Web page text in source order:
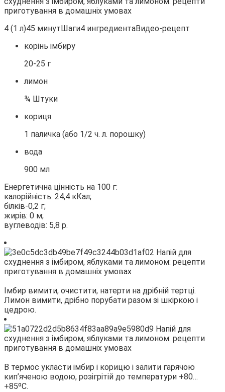
4 (1 л)45 минутШаги4 ингредиентаВидео-рецепт
корінь імбиру
20-25 г
лимон
¾ Штуки
кориця
1 паличка (або 1/2 ч. л. порошку)
вода
900 мл
Енергетична цінність на 100 г:
калорійність: 24,4 кКал;
білків-0,2 г;
жирів: 0 м;
вуглеводів: 5,8 р.
Імбир вимити, очистити, натерти на дрібній тертці.
Лимон вимити, дрібно порубати разом зі шкіркою і
цедрою.
В термос укласти імбир і корицю і залити гарячою
кип’яченою водою, розігрітій до температури +80…
+85ºС.